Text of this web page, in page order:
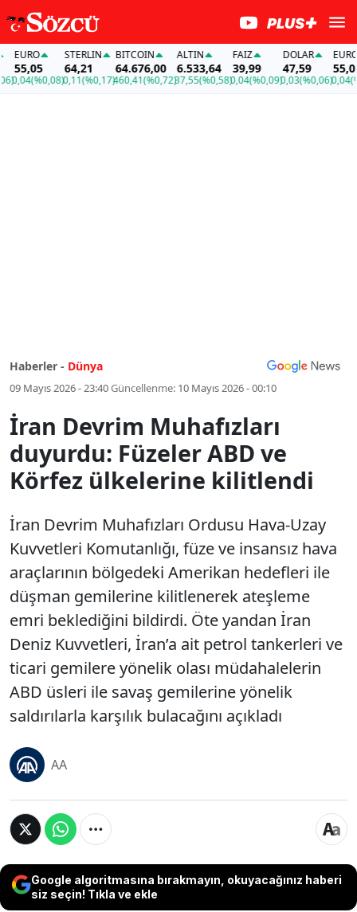
EURO
55,05
(%0,08)
STERLIN
64,21
0,11(%0,17)
BITCOIN
64.676,00
460,41(%0,72)
ALTIN
6.533,64
37,55(%0,58)
FAİZ
39,99
0,04(%0,09)
DOLAR
47,59
0,03(%0,06)
EURO
55,05
0,04
Haberler - Dünya
09 Mayıs 2026 - 23:40Güncellenme: 10 Mayıs 2026 - 00:10
İran Devrim Muhafızları
duyurdu: Füzeler ABD ve
Körfez ülkelerine kilitlendi
İran Devrim Muhafızları Ordusu Hava-Uzay
Kuvvetleri Komutanlığı, füze ve insansız hava
araçlarının bölgedeki Amerikan hedefleri ile
düşman gemilerine kilitlenerek ateşleme
emri beklediğini bildirdi. Öte yandan İran
Deniz Kuvvetleri, İran’a ait petrol tankerleri ve
ticari gemilere yönelik olası müdahalelerin
ABD üsleri ile savaş gemilerine yönelik
saldırılarla karşılık bulacağını açıkladı
AA
Google algoritmasına bırakmayın, okuyacağınız haberi
siz seçin! Tıkla ve ekle